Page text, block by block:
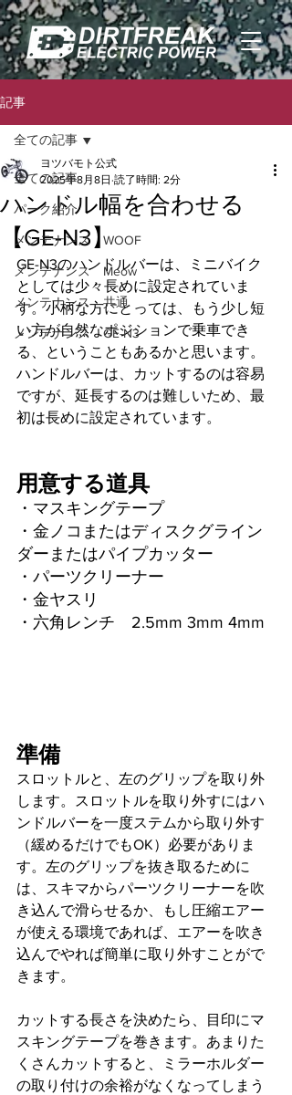
記事
全ての記事
パーク紹介
メンテナンス WOOF
メンテナンス Meow
メンテナンス 共通
メンテナンス GE-N3
全ての記事
ハンドル幅を合わせる
【GE-N3】
ヨツバモト公式
2025年8月8日 読了時間: 2分
GE-N3のハンドルバーは、ミニバイク
としては少々長めに設定されていま
す。小柄な方にとっては、もう少し短
い方が自然なポジションで乗車でき
る、ということもあるかと思います。
ハンドルバーは、カットするのは容易
ですが、延長するのは難しいため、最
初は長めに設定されています。
用意する道具
・マスキングテープ
・金ノコまたはディスクグライン
ダーまたはパイプカッター
・パーツクリーナー
・金ヤスリ
・六角レンチ　2.5mm 3mm 4mm
準備
スロットルと、左のグリップを取り外
します。スロットルを取り外すにはハ
ンドルバーを一度ステムから取り外す
（緩めるだけでもOK）必要がありま
す。左のグリップを抜き取るために
は、スキマからパーツクリーナーを吹
き込んで滑らせるか、もし圧縮エアー
が使える環境であれば、エアーを吹き
込んでやれば簡単に取り外すことがで
きます。
カットする長さを決めたら、目印にマ
スキングテープを巻きます。あまりた
くさんカットすると、ミラーホルダー
の取り付けの余裕がなくなってしまう